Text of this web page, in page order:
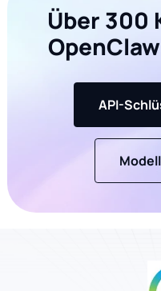
Über 300
API-